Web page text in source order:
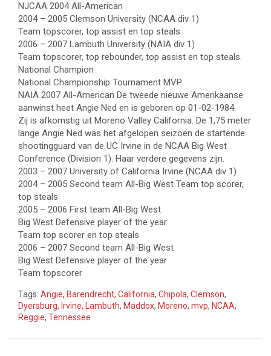
NJCAA 2004 All-American
2004 – 2005 Clemson University (NCAA div 1)
Team topscorer, top assist en top steals
2006 – 2007 Lambuth University (NAIA div 1)
Team topscorer, top rebounder, top assist en top steals.
National Champion
National Championship Tournament MVP
NAIA 2007 All-American De tweede nieuwe Amerikaanse
aanwinst heet Angie Ned en is geboren op 01-02-1984.
Zij is afkomstig uit Moreno Valley California. De 1,75 meter
lange Angie Ned was het afgelopen seizoen de startende
shootingguard van de UC Irvine in de NCAA Big West
Conference (Division 1). Haar verdere gegevens zijn.
2003 – 2007 University of California Irvine (NCAA div 1)
2004 – 2005 Second team All-Big West Team top scorer,
top steals
2005 – 2006 First team All-Big West
Big West Defensive player of the year
Team top scorer en top steals
2006 – 2007 Second team All-Big West
Big West Defensive player of the year
Team topscorer
Tags: Angie, Barendrecht, California, Chipola, Clemson,
Dyersburg, Irvine, Lambuth, Maddox, Moreno, mvp, NCAA,
Reggie, Tennessee